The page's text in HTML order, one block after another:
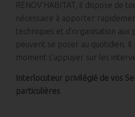
RENOV’HABITAT, il dispose de
nécessaire à apporter
techniques et d’organisation aux
peuvent se poser au quotidien.
moment s’appuyer sur les
Interlocuteur privilégié de vos
particulières